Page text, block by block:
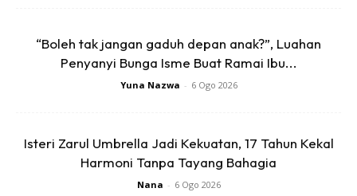
SHOPEE MY
CENDAWAN RANGUP BY
SHOPEE MY
[500g – 1kg] Frozen Halal
Dimsum / Dimsum Sejuk
B...
“Boleh tak jangan gaduh depan anak?”, Luahan
Penyanyi Bunga Isme Buat Ramai Ibu...
Yuna Nazwa - 6 Ogo 2026
Isteri Zarul Umbrella Jadi Kekuatan, 17 Tahun Kekal
Harmoni Tanpa Tayang Bahagia
Nana - 6 Ogo 2026